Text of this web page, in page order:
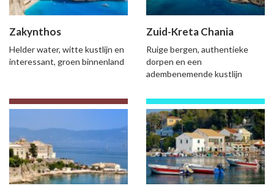
Zakynthos
Helder water, witte kustlijn en
interessant, groen binnenland
Zuid-Kreta Chania
Ruige bergen, authentieke
dorpen en een
adembenemende kustlijn